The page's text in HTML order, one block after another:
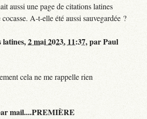
aussi une page de citations latines
A-t-elle été aussi sauvegardée ?
latines,2 mai 2023, 11:37,parPaul
cela ne me rappelle rien
mail....PREMIÈRE